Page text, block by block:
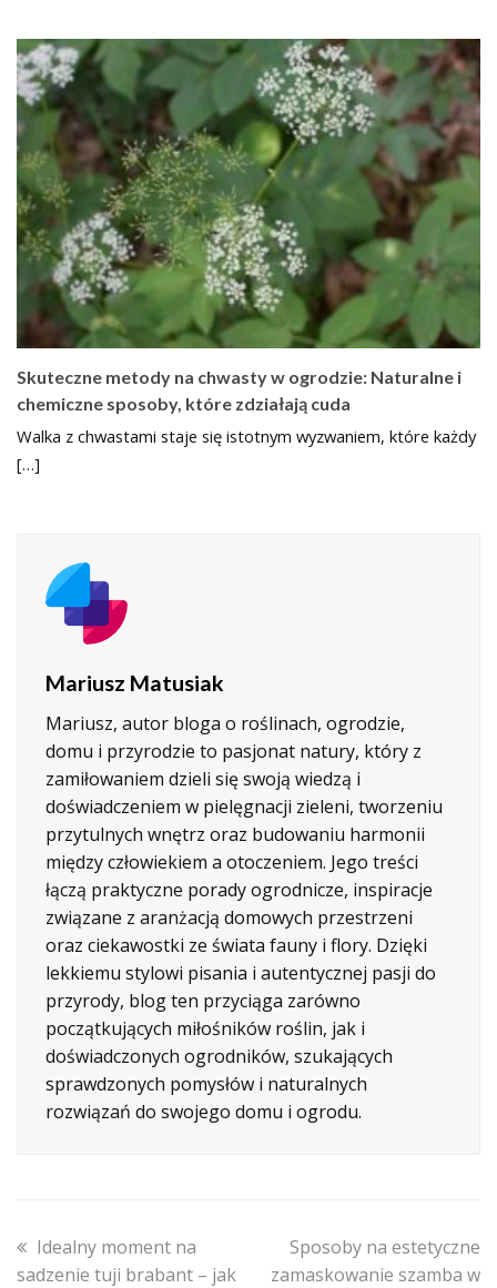
Skuteczne metody na chwasty w ogrodzie: Naturalne i
chemiczne sposoby, które zdziałają cuda
Walka z chwastami staje się istotnym wyzwaniem, które każdy
[…]
Mariusz Matusiak
Mariusz, autor bloga o roślinach, ogrodzie,
domu i przyrodzie to pasjonat natury, który z
zamiłowaniem dzieli się swoją wiedzą i
doświadczeniem w pielęgnacji zieleni, tworzeniu
przytulnych wnętrz oraz budowaniu harmonii
między człowiekiem a otoczeniem. Jego treści
łączą praktyczne porady ogrodnicze, inspiracje
związane z aranżacją domowych przestrzeni
oraz ciekawostki ze świata fauny i flory. Dzięki
lekkiemu stylowi pisania i autentycznej pasji do
przyrody, blog ten przyciąga zarówno
początkujących miłośników roślin, jak i
doświadczonych ogrodników, szukających
sprawdzonych pomysłów i naturalnych
rozwiązań do swojego domu i ogrodu.
previous
post:
Idealny moment na
sadzenie tuji brabant – jak
next
post:
Sposoby na estetyczne
zamaskowanie szamba w